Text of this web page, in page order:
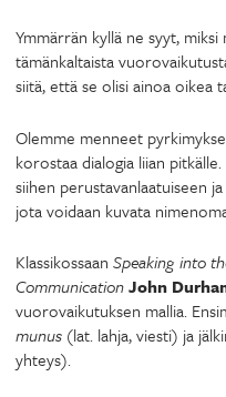
Ymmärrän kyllä ne syyt,
tämänkaltaista
siitä, että se olisi ainoa oikea
Olemme menneet
korostaa dialogia liian
siihen perustavanlaatuiseen
jota voidaan kuvata
Klassikossaan Speaking into
CommunicationJohn
vuorovaikutuksen mallia.
munus (lat. lahja, viesti) ja
yhteys).